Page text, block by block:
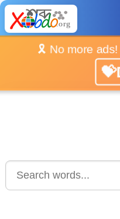
🎗️ No more ads!